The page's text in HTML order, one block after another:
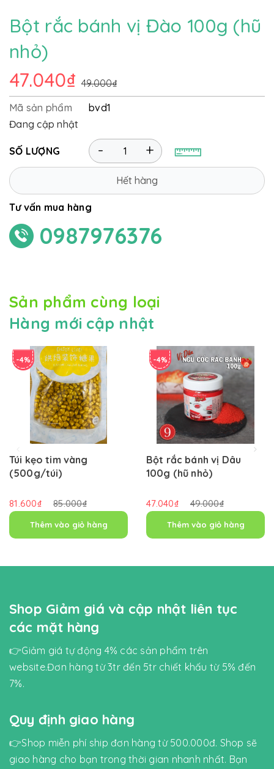
Bột rắc bánh vị Đào 100g (hũ
nhỏ)
47.040₫ 49.000₫
Mã sản phẩm
bvd1
Đang cập nhật
SỐ LƯỢNG +
-
Hết hàng
Tư vấn mua hàng
0987976376
Sản phẩm cùng loại
Hàng mới cập nhật
-4%
Túi kẹo tim vàng
(500g/túi)
81.600₫ 85.000₫
Thêm vào giỏ hàng
-4%
Bột rắc bánh vị Dâu
100g (hũ nhỏ)
47.040₫ 49.000₫
Thêm vào giỏ hàng
Shop Giảm giá và cập nhật liên tục
các mặt hàng
👉Giảm giá tự động 4% các sản phẩm trên
website.Đơn hàng từ 3tr đến 5tr chiết khấu từ 5% đến
7%.
Quy định giao hàng
👉Shop miễn phí ship đơn hàng từ 500.000đ. Shop sẽ
giao hàng cho bạn trong thời gian nhanh nhất. Bạn